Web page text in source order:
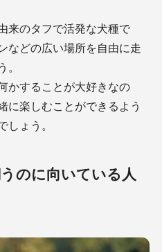
来のタフで活発な犬種で
などの広い場所を自由に走
かすることが大好きなの
に楽しむことができるよう
しょう。
のに向いている人